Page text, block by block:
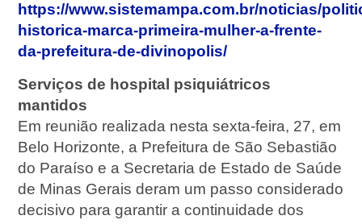
https://www.sistemampa.com.br/noticias/
historica-marca-primeira-mulher-a-frente-
da-prefeitura-de-divinopolis/
Serviços de hospital psiquiátricos
mantidos
Em reunião realizada nesta sexta-feira, 27, em
Belo Horizonte, a Prefeitura de São Sebastião
do Paraíso e a Secretaria de Estado de Saúde
de Minas Gerais deram um passo considerado
decisivo para garantir a continuidade dos